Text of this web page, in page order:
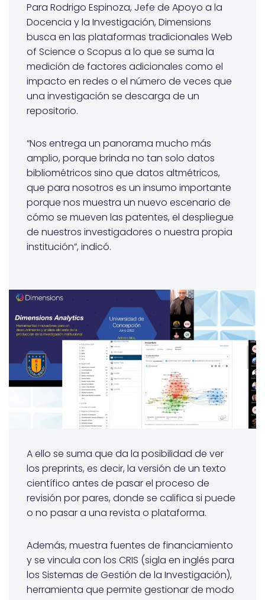
Para Rodrigo Espinoza, Jefe de Apoyo a la
Docencia y la Investigación, Dimensions
busca en las plataformas tradicionales Web
of Science o Scopus a lo que se suma la
medición de factores adicionales como el
impacto en redes o el número de veces que
una investigación se descarga de un
repositorio.
“Nos entrega un panorama mucho más
amplio, porque brinda no tan solo datos
bibliométricos sino que datos altmétricos,
que para nosotros es un insumo importante
porque nos muestra un nuevo escenario de
cómo se mueven las patentes, el despliegue
de nuestros investigadores o nuestra propia
institución”, indicó.
A ello se suma que da la posibilidad de ver
los preprints, es decir, la versión de un texto
científico antes de pasar el proceso de
revisión por pares, donde se califica si puede
o no pasar a una revista o plataforma.
Además, muestra fuentes de financiamiento
y se vincula con los CRIS (sigla en inglés para
los Sistemas de Gestión de la Investigación),
herramienta que permite gestionar de modo